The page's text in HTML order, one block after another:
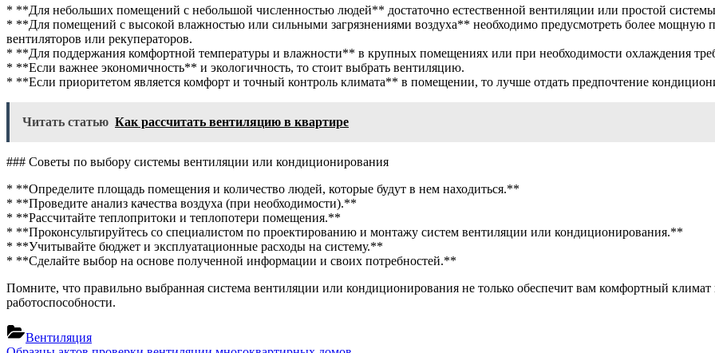
* **Для небольших помещений с небольшой численностью людей** достаточно естественной вентиляции или простой
* **Для помещений с высокой влажностью или сильными загрязнениями воздуха** необходимо предусмотреть более мощную
вентиляторов или рекуператоров.
* **Для поддержания комфортной температуры и влажности** в крупных помещениях или при необходимости охлаждения
* **Если важнее экономичность** и экологичность, то стоит выбрать вентиляцию.
* **Если приоритетом является комфорт и точный контроль климата** в помещении, то лучше отдать предпочтение
Читать статью Как рассчитать вентиляцию в квартире
### Советы по выбору системы вентиляции или кондиционирования
* **Определите площадь помещения и количество людей, которые будут в нем находиться.**
* **Проведите анализ качества воздуха (при необходимости).**
* **Рассчитайте теплопритоки и теплопотери помещения.**
* **Проконсультируйтесь со специалистом по проектированию и монтажу систем вентиляции или кондиционирования.**
* **Учитывайте бюджет и эксплуатационные расходы на систему.**
* **Сделайте выбор на основе полученной информации и своих потребностей.**
Помните, что правильно выбранная система вентиляции или кондиционирования не только обеспечит вам комфортный
работоспособности.
Вентиляция